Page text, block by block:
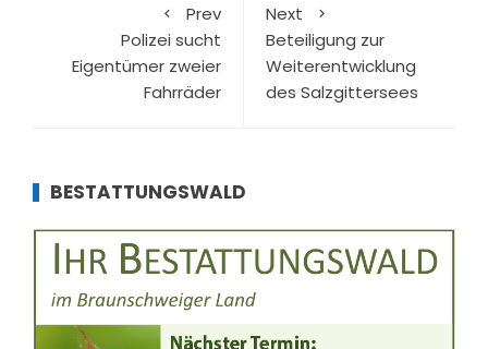
Prev
Polizei sucht
Eigentümer zweier
Fahrräder
Next
Beteiligung zur
Weiterentwicklung
des Salzgittersees
BESTATTUNGSWALD